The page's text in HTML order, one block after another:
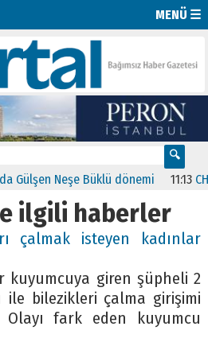
MENÜ ☰
Neşe Büklü dönemi 11:13
ilgili haberler
çalmak isteyen kadınlar
kuyumcuya giren şüpheli 2
ile bilezikleri çalma girişimi
Olayı fark eden kuyumcu